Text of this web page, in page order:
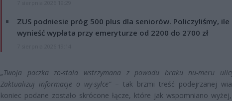
ZUS podniesie próg 500 plus dla seniorów. Policzyliśmy, ile
wynieść wypłata przy emeryturze od 2200 do 2700 zł
„Twoja paczka zo-stala wstrzymana z powodu braku nu-meru
Zaktualizuj informacje o wy-sylce”– tak brzmi treść podejrzanej
koniec podane zostało skrócone łącze, które jak wspomniano